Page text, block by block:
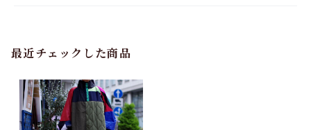
最近チェックした商品